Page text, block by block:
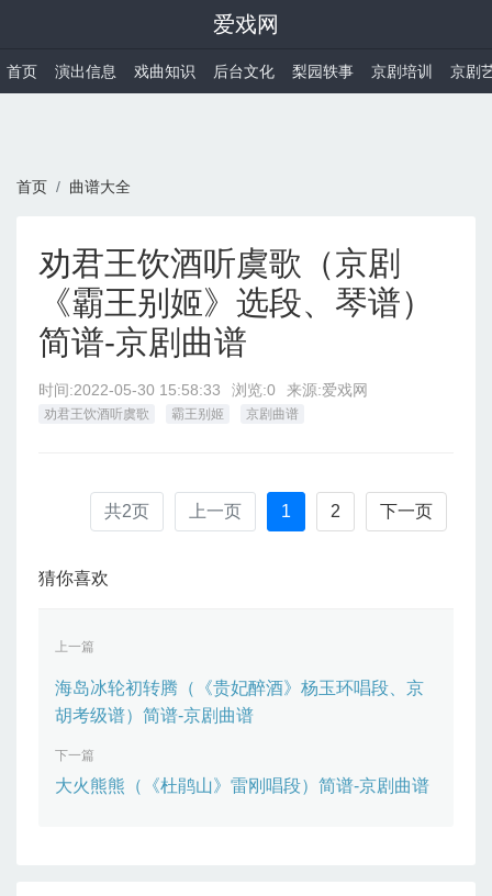
爱戏网
首页 演出信息 戏曲知识 后台文化 梨园轶事 京剧培训 京剧
首页 曲谱大全
劝君王饮酒听虞歌（京剧
《霸王别姬》选段、琴谱）
简谱-京剧曲谱
时间:2022-05-30 15:58:33 浏览:0 来源:爱戏网
劝君王饮酒听虞歌 霸王别姬 京剧曲谱
共2页 上一页 1 2 下一页
猜你喜欢
上一篇
海岛冰轮初转腾（《贵妃醉酒》杨玉环唱段、京
胡考级谱）简谱-京剧曲谱
下一篇
大火熊熊（《杜鹃山》雷刚唱段）简谱-京剧曲谱